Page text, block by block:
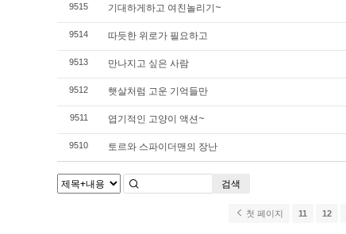
9515 기대하게하고 여친놀리기~
9514 따듯한 위로가 필요하고
9513 만나지고 싶은 사람
9512 햇살처럼 고운 기억들만
9511 엽기적인 고양이 액션~
9510 토르와 스파이더맨의 장난
검색
첫 페이지 11 12